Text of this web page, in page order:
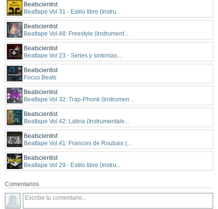
Beatscientist
Beattape Vol 31 - Estilo libre (Instru...
Beatscientist
Beattape Vol.48: Freestyle (Instrument...
Beatscientist
Beattape Vol 23 - Series y sintonías...
Beatscientist
Focus Beats
Beatscientist
Beattape Vol 32: Trap-Phonk (Instrumen...
Beatscientist
Beattape Vol.42: Latina (Instrumentale...
Beatscientist
Beattape Vol.41: Francois de Roubaix (...
Beatscientist
Beattape Vol 29 - Estilo libre (Instru...
Comentarios